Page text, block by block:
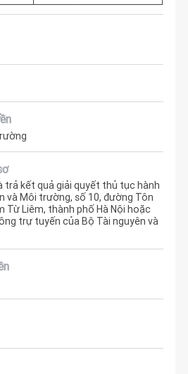
trả kết quả giải quyết thủ tục hành
và Môi trường, số 10, đường Tôn
Từ Liêm, thành phố Hà Nội hoặc
trự tuyến của Bộ Tài nguyên và